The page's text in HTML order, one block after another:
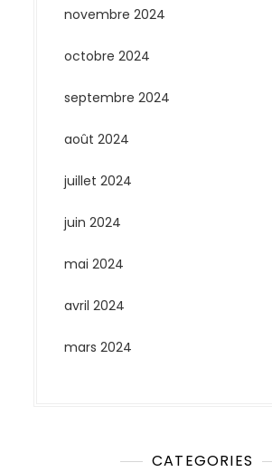
novembre 2024
octobre 2024
septembre 2024
août 2024
juillet 2024
juin 2024
mai 2024
avril 2024
mars 2024
CATEGORIES